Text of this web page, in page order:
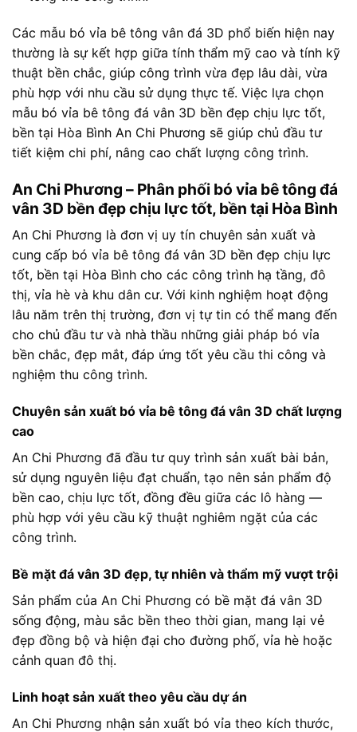
Các mẫu bó vỉa bê tông vân đá 3D phổ biến hiện nay
thường là sự kết hợp giữa tính thẩm mỹ cao và tính kỹ
thuật bền chắc, giúp công trình vừa đẹp lâu dài, vừa
phù hợp với nhu cầu sử dụng thực tế. Việc lựa chọn
mẫu bó vỉa bê tông đá vân 3D bền đẹp chịu lực tốt,
bền tại Hòa Bình An Chi Phương sẽ giúp chủ đầu tư
tiết kiệm chi phí, nâng cao chất lượng công trình.
An Chi Phương – Phân phối bó vỉa bê tông đá
vân 3D bền đẹp chịu lực tốt, bền tại Hòa Bình
An Chi Phương là đơn vị uy tín chuyên sản xuất và
cung cấp bó vỉa bê tông đá vân 3D bền đẹp chịu lực
tốt, bền tại Hòa Bình cho các công trình hạ tầng, đô
thị, vỉa hè và khu dân cư. Với kinh nghiệm hoạt động
lâu năm trên thị trường, đơn vị tự tin có thể mang đến
cho chủ đầu tư và nhà thầu những giải pháp bó vỉa
bền chắc, đẹp mắt, đáp ứng tốt yêu cầu thi công và
nghiệm thu công trình.
Chuyên sản xuất bó vỉa bê tông đá vân 3D chất lượng
cao
An Chi Phương đã đầu tư quy trình sản xuất bài bản,
sử dụng nguyên liệu đạt chuẩn, tạo nên sản phẩm độ
bền cao, chịu lực tốt, đồng đều giữa các lô hàng —
phù hợp với yêu cầu kỹ thuật nghiêm ngặt của các
công trình.
Bề mặt đá vân 3D đẹp, tự nhiên và thẩm mỹ vượt trội
Sản phẩm của An Chi Phương có bề mặt đá vân 3D
sống động, màu sắc bền theo thời gian, mang lại vẻ
đẹp đồng bộ và hiện đại cho đường phố, vỉa hè hoặc
cảnh quan đô thị.
Linh hoạt sản xuất theo yêu cầu dự án
An Chi Phương nhận sản xuất bó vỉa theo kích thước,